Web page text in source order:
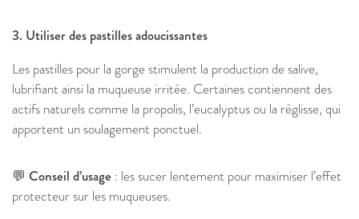
3. Utiliser des pastilles adoucissantes
Les pastilles pour la gorge stimulent la production de salive,
lubrifiant ainsi la muqueuse irritée. Certaines contiennent des
actifs naturels comme la propolis, l’eucalyptus ou la réglisse, qui
apportent un soulagement ponctuel.
💬 Conseil d’usage : les sucer lentement pour maximiser l’effet
protecteur sur les muqueuses.